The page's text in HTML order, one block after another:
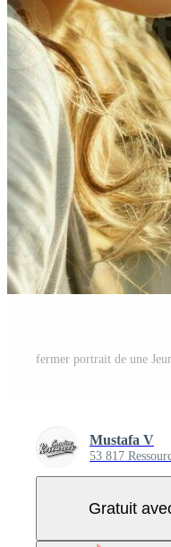
Mustafa V
53 817
Gratuit